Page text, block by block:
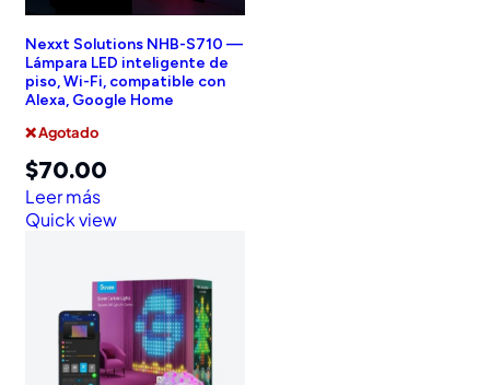
Nexxt Solutions NHB-S710 —
Lámpara LED inteligente de
piso, Wi-Fi, compatible con
Alexa, Google Home
❌ Agotado
$70.00
Leer más
Quick view